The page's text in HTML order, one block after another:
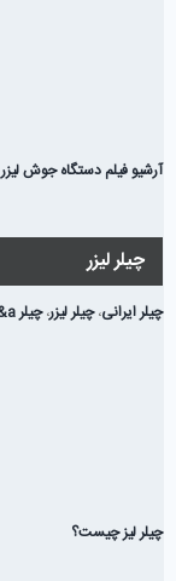
آرشیو فیلم دستگاه جوش لیزر
چیلر لیزر
چیلر ایرانی،چیلر لیزر،چیلر s&a
چیلر لیز چیست؟